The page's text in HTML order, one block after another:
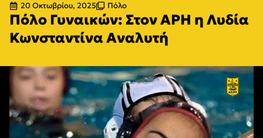
20 Οκτωβρίου, 2025 Πόλο
Πόλο Γυναικών: Στον ΑΡΗ η Λυδία
Κωνσταντίνα Αναλυτή